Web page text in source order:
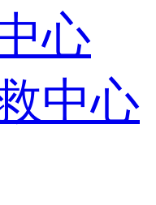
心
中心